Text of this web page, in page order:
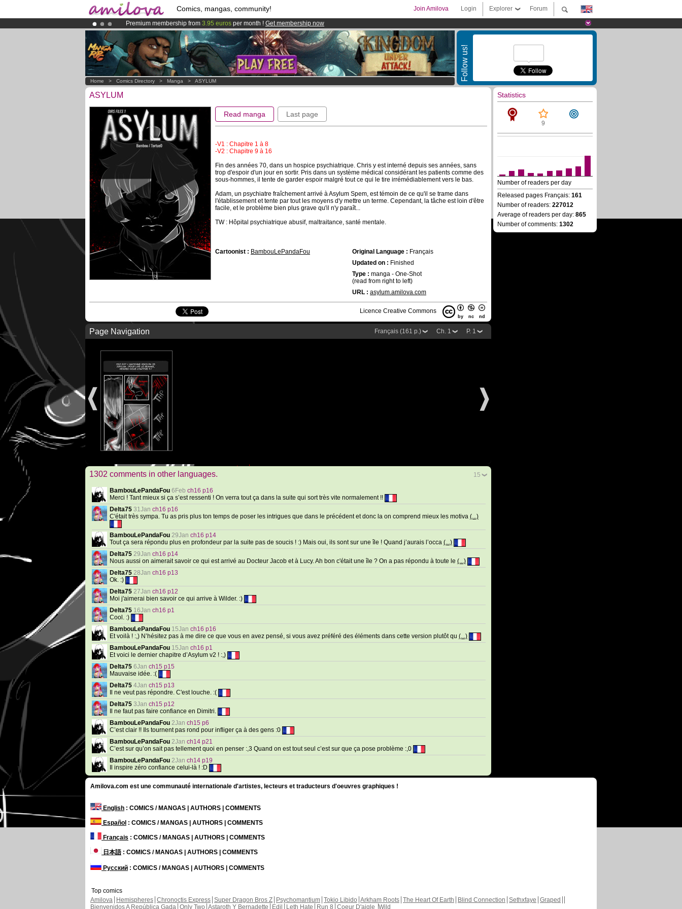
Comics, mangas, community! Forum
Explorer
Login
Join Amilova
Premium membership from 3.95 euros per month ! Get membership now
Already 100000membersand 1000comics & mangas!.
AmilovaKickstarter is now LIVE!.
Follow us!
Home > Comics Directory > Manga > ASYLUM
ASYLUM
Read manga Last page
-V1 : Chapitre 1 à 8
-V2 : Chapitre 9 à 16
Fin des années 70, dans un hospice psychiatrique. Chris y est interné depuis ses années, sans
trop d'espoir d'un jour en sortir. Pris dans un système médical considérant les patients comme des
sous-hommes, il tente de garder espoir malgré tout ce qui le tire irrémédiablement vers le bas.
Adam, un psychiatre fraîchement arrivé à Asylum Spem, est témoin de ce qu'il se trame dans
l'établissement et tente par tout les moyens d'y mettre un terme. Cependant, la tâche est loin d'être
facile, et le problème bien plus grave qu'il n'y paraît...
TW : Hôpital psychiatrique abusif, maltraitance, santé mentale.
Cartoonist : BambouLePandaFou Original Language : Français
Updated on : Finished
Type : manga - One-Shot
(read from right to left)
URL : asylum.amilova.com
Licence Creative Commons
by nc nd
P. 1
Ch. 1
Français (161 p.)
Page Navigation
15
1302 comments in other languages.
BambouLePandaFou 6Feb ch16 p16
Merci ! Tant mieux si ça s’est ressenti ! On verra tout ça dans la suite qui sort très vite normalement !!
Delta75 31Jan ch16 p16
C'était très sympa. Tu as pris plus ton temps de poser les intrigues que dans le précédent et donc la on comprend mieux les motiva (...)
BambouLePandaFou 29Jan ch16 p14
Tout ça sera répondu plus en profondeur par la suite pas de soucis ! :) Mais oui, ils sont sur une île ! Quand j’aurais l’occa (...)
Delta75 29Jan ch16 p14
Nous aussi on aimerait savoir ce qui est arrivé au Docteur Jacob et à Lucy. Ah bon c'était une île ? On a pas répondu à toute le (...)
Delta75 28Jan ch16 p13
Ok. :)
Delta75 27Jan ch16 p12
Moi j'aimerai bien savoir ce qui arrive à Wilder. :)
Delta75 16Jan ch16 p1
Cool. :)
BambouLePandaFou 15Jan ch16 p16
Et voilà ! :,) N’hésitez pas à me dire ce que vous en avez pensé, si vous avez préféré des éléments dans cette version plutôt qu (...)
BambouLePandaFou 15Jan ch16 p1
Et voici le dernier chapitre d’Asylum v2 ! :,)
Delta75 6Jan ch15 p15
Mauvaise idée. :(
Delta75 4Jan ch15 p13
Il ne veut pas répondre. C'est louche. :(
Delta75 3Jan ch15 p12
Il ne faut pas faire confiance en Dimitri.
BambouLePandaFou 2Jan ch15 p6
C’est clair !! Ils tournent pas rond pour infliger ça à des gens :0
BambouLePandaFou 2Jan ch14 p21
C’est sur qu’on sait pas tellement quoi en penser :,3 Quand on est tout seul c’est sur que ça pose problème :,0
BambouLePandaFou 2Jan ch14 p19
Il inspire zéro confiance celui-là ! :D
Statistics
9
Number of readers per day
Released pages Français: 161
Number of readers: 227012
Average of readers per day: 865
Number of comments: 1302
Amilova.com est une communauté internationale d'artistes, lecteurs et traducteurs d'oeuvres graphiques !
English : COMICS / MANGAS | AUTHORS | COMMENTS
Español : COMICS / MANGAS | AUTHORS | COMMENTS
Français : COMICS / MANGAS | AUTHORS | COMMENTS
日本語: COMICS / MANGAS | AUTHORS | COMMENTS
Русский : COMICS / MANGAS | AUTHORS | COMMENTS
Top comics
Amilova
Hemispheres Chronoctis Express Super Dragon Bros Z Psychomantium Tokio Libido Arkham Roots The Heart Of Earth Blind Connection Sethxfaye Graped
Bienvenidos A República Gada Only Two Astaroth Y Bernadette Edil Leth Hate Run 8 Coeur D'aigle Wild